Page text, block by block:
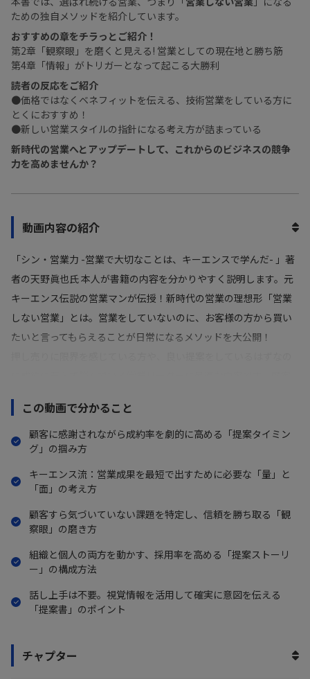
ための独自メソッドを紹介しています。
おすすめの章をチラっとご紹介！
第2章「観察眼」を磨くと見える! 営業としての現在地と勝ち筋
第4章「情報」がトリガーとなって起こる大勝利
読者の反応をご紹介
●価格ではなくベネフィットを伝える、技術営業をしている方に
とくにおすすめ！
●新しい営業スタイルの指針になる考え方が詰まっている
新時代の営業へとアップデートして、これからのビジネスの競争
力を高めませんか？
動画内容の紹介
「シン・営業力 -営業で大切なことは、キーエンスで学んだ- 」著
者の天野眞也氏 本人が書籍の内容を分かりやすく説明します。元
キーエンス伝説の営業マンが伝授！新時代の営業の理想形「営業
しない営業」とは。営業をしていないのに、お客様の方から買い
たいと言ってもらえることが日常になるメソッドを大公開！
「担当者個人のメリット」まで考慮した提案ストーリーの作り方
を具体的に紹介します。なぜ「話し上手」である必要がないの
か、なぜ「量」をこなすことが効率化に繋がるのかといった、従
来の営業観を覆す本質的な理論を展開。ハンバーグの例えを用い
た分かりやすい解説を通じて、顧客から「ちょうど欲しかった」
と言われる状態を作るための具体的なステップを提示します。
この動画で分かること
顧客に感謝されながら成約率を劇的に高める「提案タイミン
グ」の掴み方
キーエンス流：営業成果を最短で出すために必要な「量」と
「面」の考え方
顧客すら気づいていない課題を特定し、信頼を勝ち取る「観
察眼」の磨き方
組織と個人の両方を動かす、採用率を高める「提案ストーリ
ー」の構成方法
話し上手は不要。視覚情報を活用して確実に意図を伝える
「提案書」のポイント
チャプター